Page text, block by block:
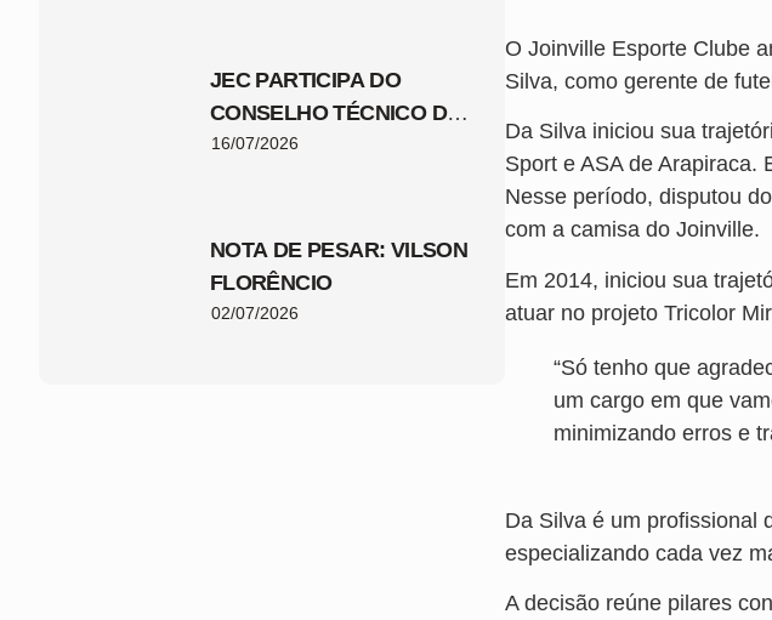
JEC PARTICIPA DO
CONSELHO TÉCNICO DA
COPA SANTA CATARINA
16/07/2026
NOTA DE PESAR: VILSON
FLORÊNCIO
02/07/2026
O Joinville Esporte Clube
Silva, como gerente de
Da Silva iniciou sua
Sport e ASA de Arapiraca.
Nesse período, disputou
com a camisa do Joinville.
Em 2014, iniciou sua
atuar no projeto Tricolor
“Só tenho que
um cargo em que
minimizando erros e
Da Silva é um profissional
especializando cada vez
A decisão reúne pilares